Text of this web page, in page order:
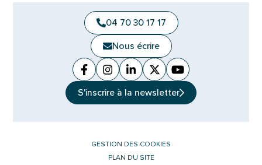
04 70 30 17 17
Nous écrire
Facebook
(ouverture dans un nouvel onglet)
Instagram
(ouverture dans un nouvel
Linkedin
(ouverture dans un nouvel
X (Twitter)
(ouverture dans un
YouTube
(ouverture dans
S'inscrire à la newsletter
GESTION DES COOKIES
PLAN DU SITE